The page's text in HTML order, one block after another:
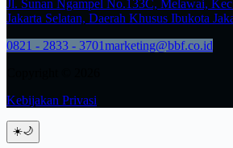
Jl. Sunan Ngampel No.133C, Melawai,
Jakarta Selatan, Daerah Khusus Ibukota
0821 - 2833 - 3701marketing@bbf.co.id
Kebijakan Privasi
☀️🌙